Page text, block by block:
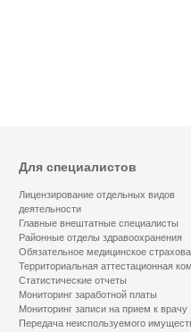
Для специалистов
Лицензирование отдельных видов
деятельности
Главные внештатные специалисты
Районные отделы здравоохранения
Обязательное медицинское
Территориальная аттестационная
Статистические отчеты
Мониторинг заработной платы
Мониторинг записи на прием к врачу
Передача неиспользуемого